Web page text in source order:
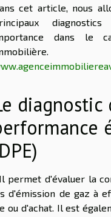
cet article, nous
dans le
diagnostic
permet d'évaluer la
de gaz à
ou d'achat. Il est